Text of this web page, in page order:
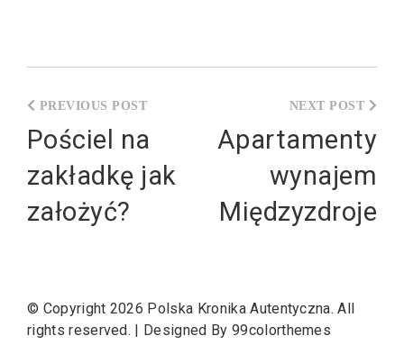
wpisu
Pościel na
zakładkę jak
założyć?
Apartamenty
wynajem
Międzyzdroje
© Copyright 2026 Polska Kronika Autentyczna. All
rights reserved. | Designed By 99colorthemes